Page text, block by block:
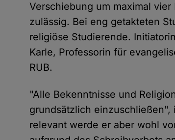
Verschiebung um maximal
zulässig. Bei eng getakteten
religiöse Studierende.
Karle, Professorin für
RUB.
"Alle Bekenntnisse und
grundsätzlich einzuschließen",
relevant werde er aber wohl